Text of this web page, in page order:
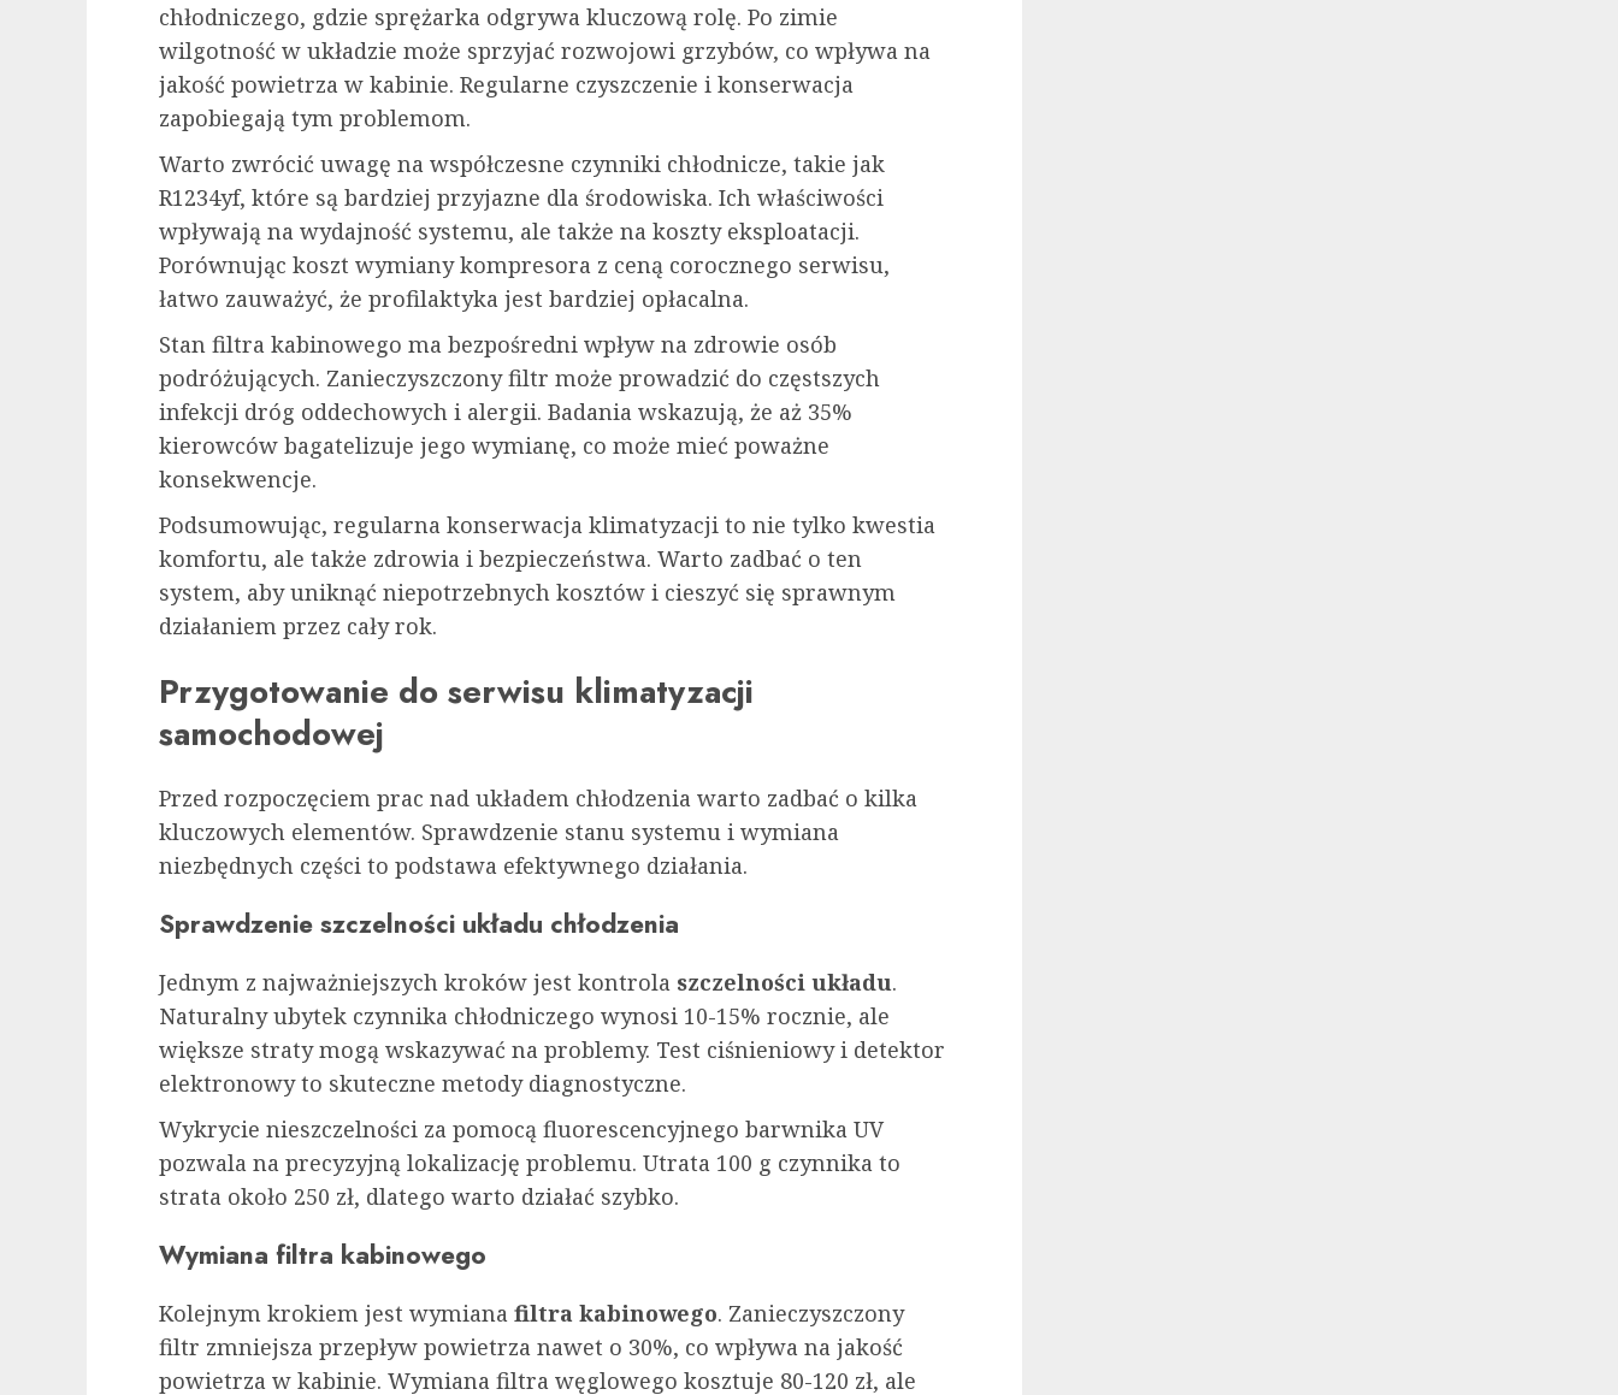
chłodniczego, gdzie sprężarka odgrywa kluczową rolę. Po zimie
wilgotność w układzie może sprzyjać rozwojowi grzybów, co wpływa na
jakość powietrza w kabinie. Regularne czyszczenie i konserwacja
zapobiegają tym problemom.
Warto zwrócić uwagę na współczesne czynniki chłodnicze, takie jak
R1234yf, które są bardziej przyjazne dla środowiska. Ich właściwości
wpływają na wydajność systemu, ale także na koszty eksploatacji.
Porównując koszt wymiany kompresora z ceną corocznego serwisu,
łatwo zauważyć, że profilaktyka jest bardziej opłacalna.
Stan filtra kabinowego ma bezpośredni wpływ na zdrowie osób
podróżujących. Zanieczyszczony filtr może prowadzić do częstszych
infekcji dróg oddechowych i alergii. Badania wskazują, że aż 35%
kierowców bagatelizuje jego wymianę, co może mieć poważne
konsekwencje.
Podsumowując, regularna konserwacja klimatyzacji to nie tylko kwestia
komfortu, ale także zdrowia i bezpieczeństwa. Warto zadbać o ten
system, aby uniknąć niepotrzebnych kosztów i cieszyć się sprawnym
działaniem przez cały rok.
Przygotowanie do serwisu klimatyzacji
samochodowej
Przed rozpoczęciem prac nad układem chłodzenia warto zadbać o kilka
kluczowych elementów. Sprawdzenie stanu systemu i wymiana
niezbędnych części to podstawa efektywnego działania.
Sprawdzenie szczelności układu chłodzenia
Jednym z najważniejszych kroków jest kontrola szczelności układu.
Naturalny ubytek czynnika chłodniczego wynosi 10-15% rocznie, ale
większe straty mogą wskazywać na problemy. Test ciśnieniowy i detektor
elektronowy to skuteczne metody diagnostyczne.
Wykrycie nieszczelności za pomocą fluorescencyjnego barwnika UV
pozwala na precyzyjną lokalizację problemu. Utrata 100 g czynnika to
strata około 250 zł, dlatego warto działać szybko.
Wymiana filtra kabinowego
Kolejnym krokiem jest wymiana filtra kabinowego. Zanieczyszczony
filtr zmniejsza przepływ powietrza nawet o 30%, co wpływa na jakość
powietrza w kabinie. Wymiana filtra węglowego kosztuje 80-120 zł, ale